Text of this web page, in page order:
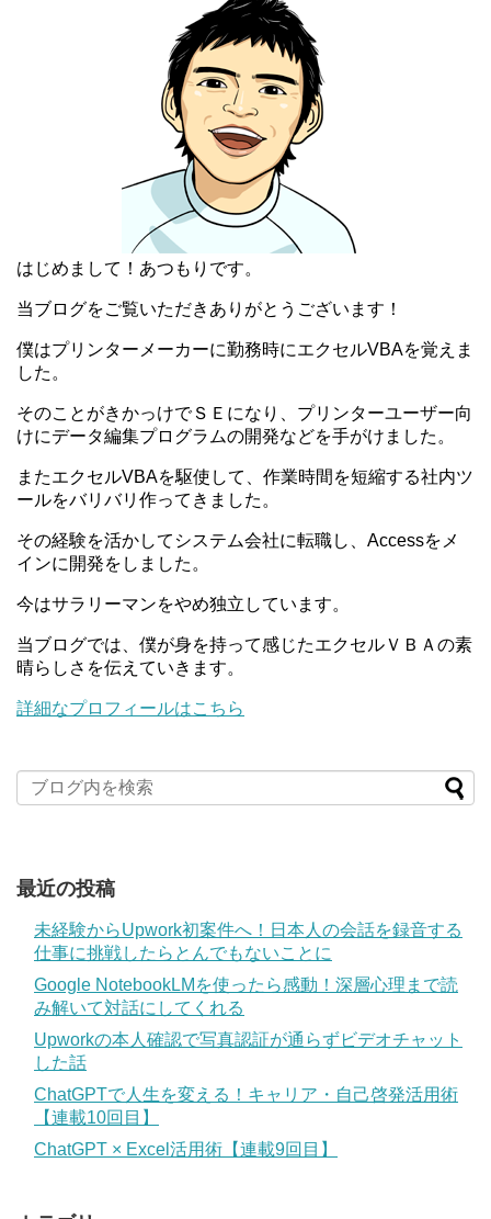
はじめまして！あつもりです。
当ブログをご覧いただきありがとうございます！
僕はプリンターメーカーに勤務時にエクセルVBAを覚えま
した。
そのことがきかっけでＳＥになり、プリンターユーザー向
けにデータ編集プログラムの開発などを手がけました。
またエクセルVBAを駆使して、作業時間を短縮する社内ツ
ールをバリバリ作ってきました。
その経験を活かしてシステム会社に転職し、Accessをメ
インに開発をしました。
今はサラリーマンをやめ独立しています。
当ブログでは、僕が身を持って感じたエクセルＶＢＡの素
晴らしさを伝えていきます。
詳細なプロフィールはこちら
最近の投稿
未経験からUpwork初案件へ！日本人の会話を録音する
仕事に挑戦したらとんでもないことに
Google NotebookLMを使ったら感動！深層心理まで読
み解いて対話にしてくれる
Upworkの本人確認で写真認証が通らずビデオチャット
した話
ChatGPTで人生を変える！キャリア・自己啓発活用術
【連載10回目】
ChatGPT × Excel活用術【連載9回目】